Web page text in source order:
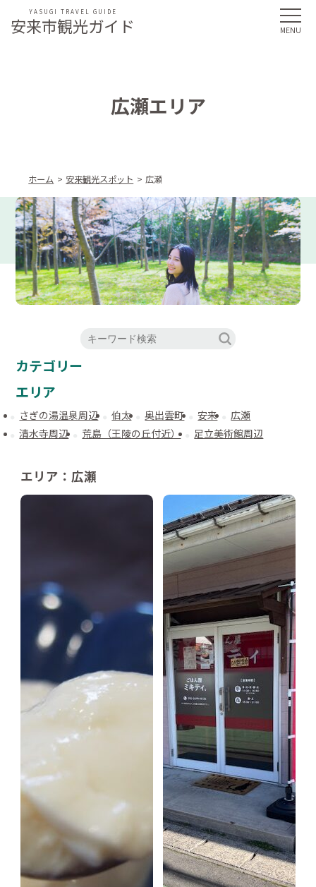
安来市観光ガイド
YASUGI TRAVEL GUIDE
広瀬エリア
ホーム 安来観光スポット 広瀬
カテゴリー
エリア
さぎの湯温泉周辺 伯太 奥出雲町 安来
広瀬
清水寺周辺
荒島（王陵の丘付近） 足立美術館周辺
エリア：広瀬